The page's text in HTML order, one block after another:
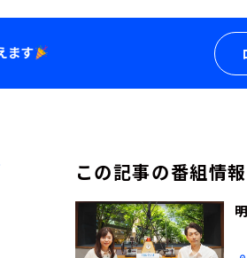
この記事の番組情報